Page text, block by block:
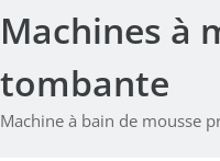
Machines à
tombante
Machine à bain de mousse